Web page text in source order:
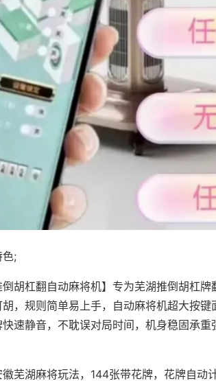
色;
倒胡杠翻自动麻将机】专为芜湖推倒胡杠牌
，规则简单易上手，自动麻将机超大按
速静音，不耽误对局时间，机身稳固承
芜湖麻将玩法，144张带花牌，花牌自动